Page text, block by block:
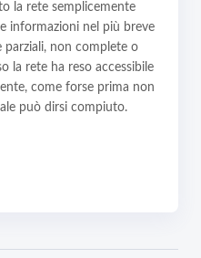
la rete semplicemente
informazioni nel più breve
parziali, non complete o
la rete ha reso accessibile
come forse prima non
può dirsi compiuto.